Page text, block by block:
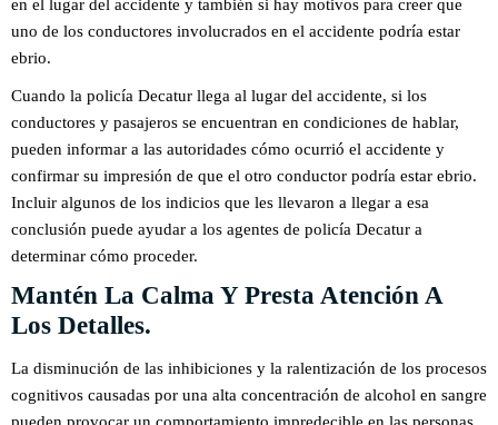
en el lugar del accidente y también si hay motivos para creer que
uno de los conductores involucrados en el accidente podría estar
ebrio.
Cuando la policía Decatur llega al lugar del accidente, si los
conductores y pasajeros se encuentran en condiciones de hablar,
pueden informar a las autoridades cómo ocurrió el accidente y
confirmar su impresión de que el otro conductor podría estar ebrio.
Incluir algunos de los indicios que les llevaron a llegar a esa
conclusión puede ayudar a los agentes de policía Decatur a
determinar cómo proceder.
Mantén La Calma Y Presta Atención A
Los Detalles.
La disminución de las inhibiciones y la ralentización de los procesos
cognitivos causadas por una alta concentración de alcohol en sangre